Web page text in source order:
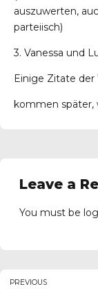
auszuwerten,
parteiisch)
3. Vanessa und
Einige Zitate der
kommen später,
Leave a
You must be
PREVIOUS